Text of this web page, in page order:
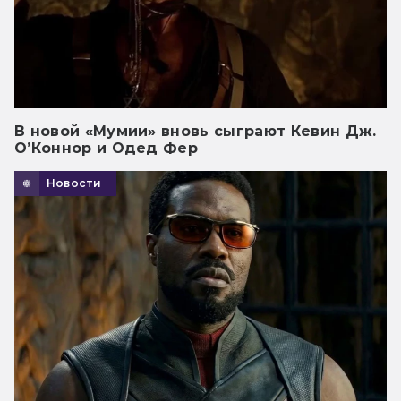
В новой «Мумии» вновь сыграют Кевин Дж.
О’Коннор и Одед Фер
Новости